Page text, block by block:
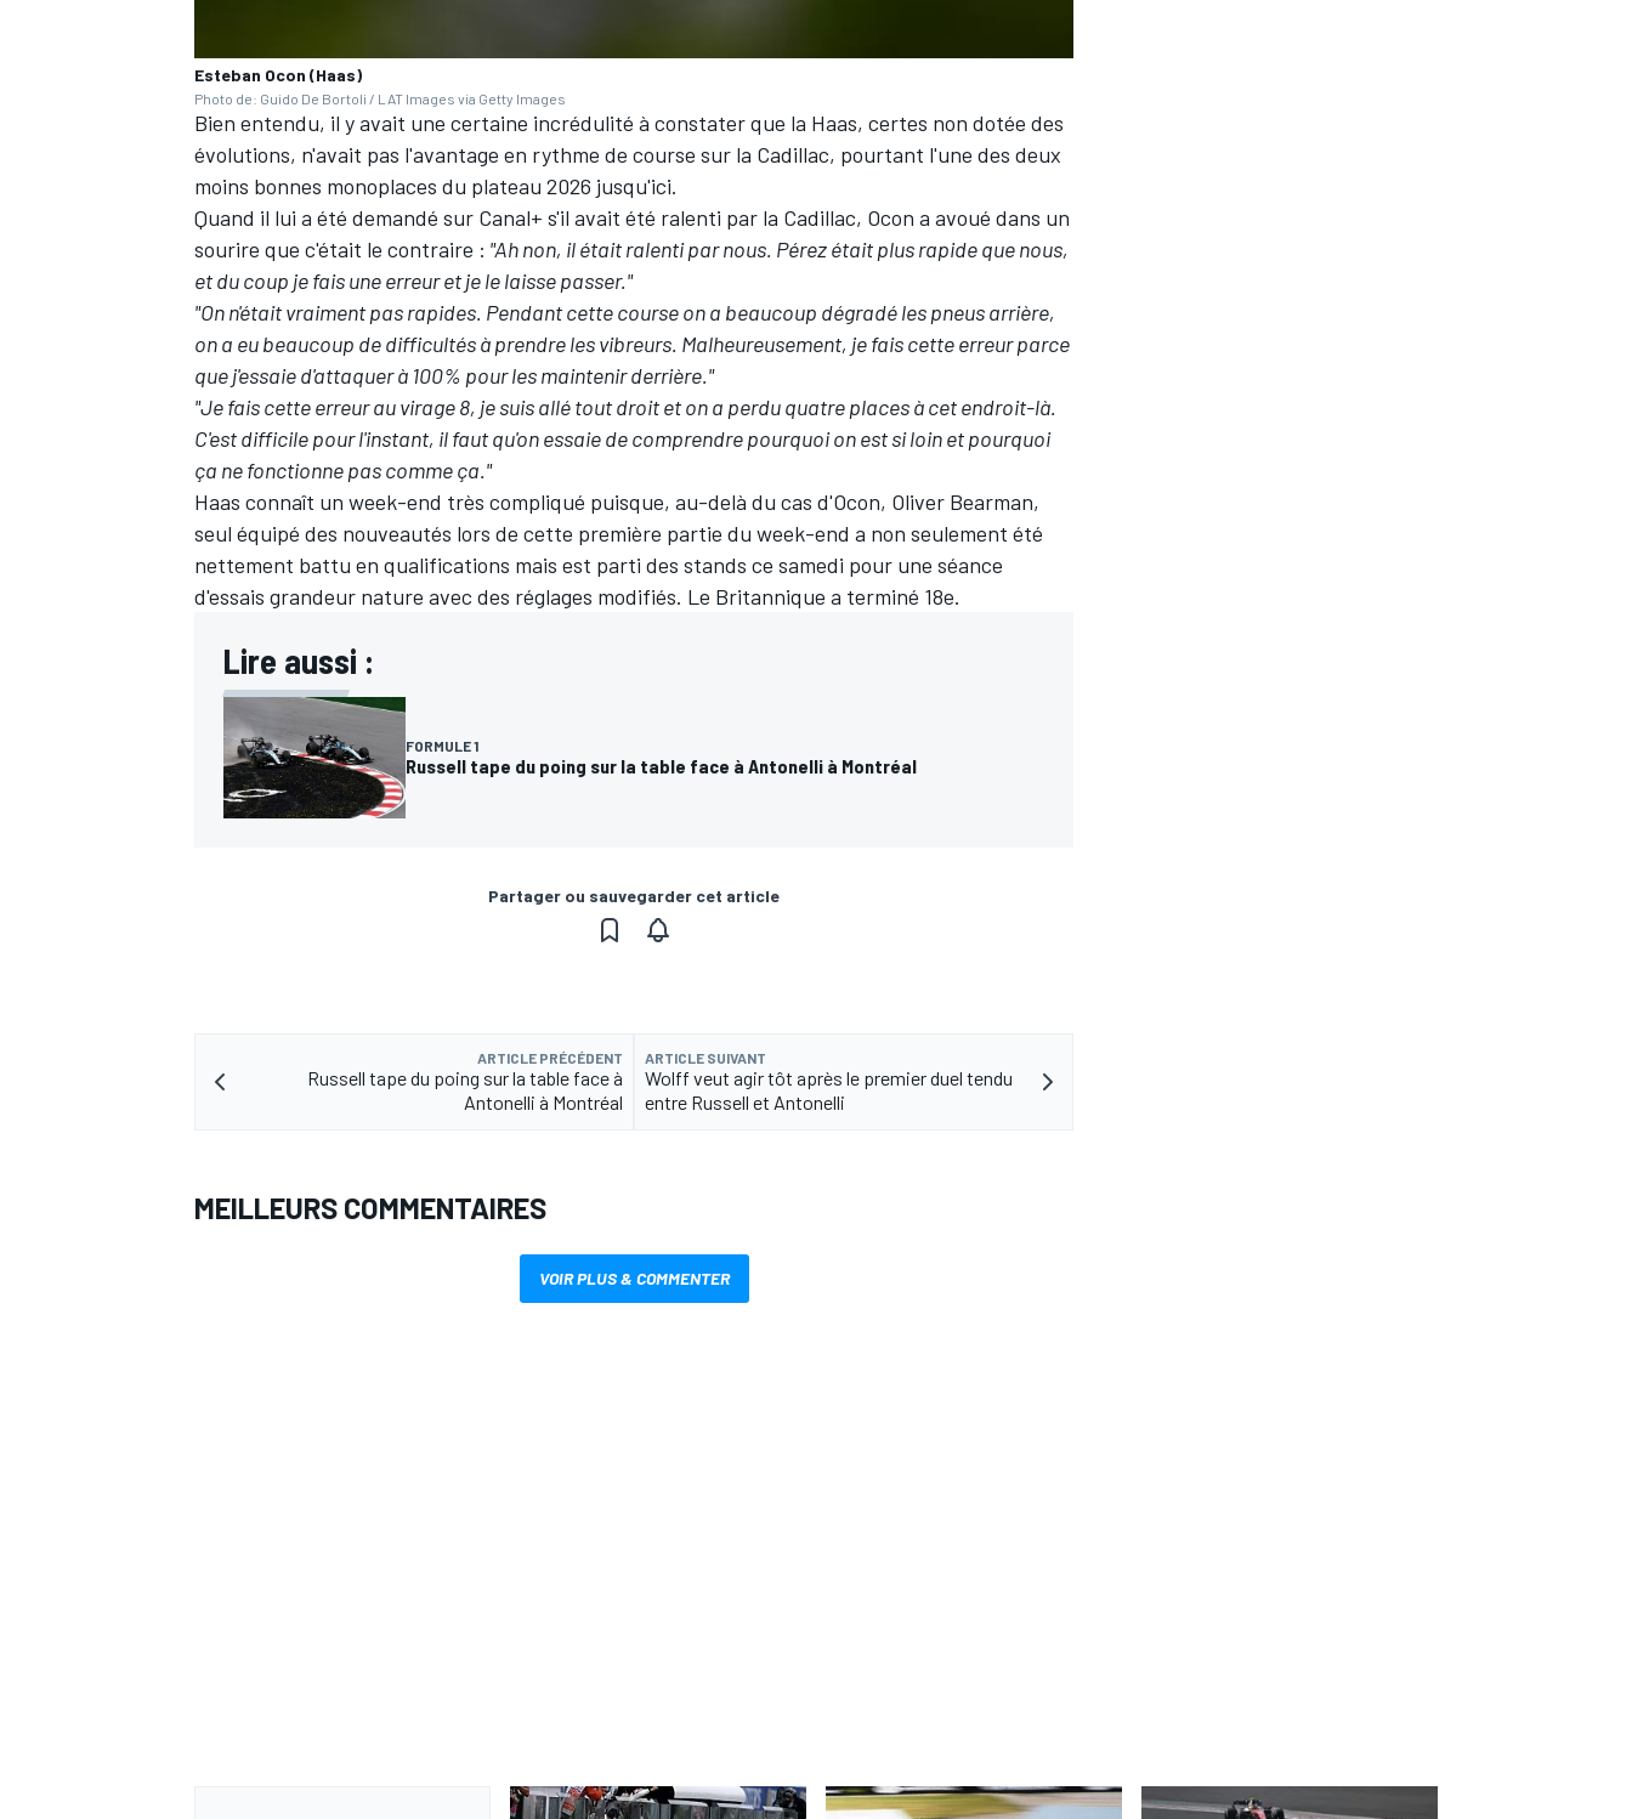
AUTRES CHAMPIONNATS
Esteban Ocon (Haas)
Photo de: Guido De Bortoli / LAT Images via Getty Images
Bien entendu, il y avait une certaine incrédulité à constater que la Haas, certes non dotée des
évolutions, n'avait pas l'avantage en rythme de course sur la Cadillac, pourtant l'une des deux
moins bonnes monoplaces du plateau 2026 jusqu'ici.
Quand il lui a été demandé sur Canal+ s'il avait été ralenti par la Cadillac, Ocon a avoué dans un
sourire que c'était le contraire : "Ah non, il était ralenti par nous. Pérez était plus rapide que nous,
et du coup je fais une erreur et je le laisse passer."
"On n'était vraiment pas rapides. Pendant cette course on a beaucoup dégradé les pneus arrière,
on a eu beaucoup de difficultés à prendre les vibreurs. Malheureusement, je fais cette erreur parce
que j'essaie d'attaquer à 100% pour les maintenir derrière."
"Je fais cette erreur au virage 8, je suis allé tout droit et on a perdu quatre places à cet endroit-là.
C'est difficile pour l'instant, il faut qu'on essaie de comprendre pourquoi on est si loin et pourquoi
ça ne fonctionne pas comme ça."
Haas connaît un week-end très compliqué puisque, au-delà du cas d'Ocon, Oliver Bearman,
seul équipé des nouveautés lors de cette première partie du week-end a non seulement été
nettement battu en qualifications mais est parti des stands ce samedi pour une séance
d'essais grandeur nature avec des réglages modifiés. Le Britannique a terminé 18e.
Lire aussi :
FORMULE 1
Russell tape du poing sur la table face à Antonelli à Montréal
Partager ou sauvegarder cet article
ARTICLE PRÉCÉDENT
Russell tape du poing sur la table face à
Antonelli à Montréal
ARTICLE SUIVANT
Wolff veut agir tôt après le premier duel tendu
entre Russell et Antonelli
MEILLEURS COMMENTAIRES
VOIR PLUS & COMMENTER